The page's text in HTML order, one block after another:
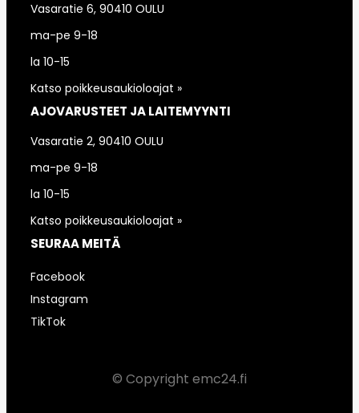
Vasaratie 6, 90410 OULU
ma-pe 9-18
la 10-15
Katso poikkeusaukioloajat »
AJOVARUSTEET JA LAITEMYYNTI
Vasaratie 2, 90410 OULU
ma-pe 9-18
la 10-15
Katso poikkeusaukioloajat »
SEURAA MEITÄ
Facebook
Instagram
TikTok
© Copyright emc24.fi